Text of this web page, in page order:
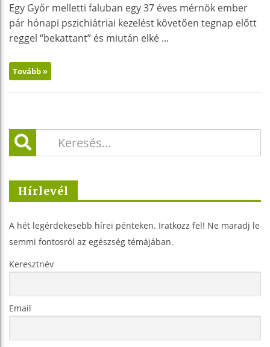
Egy Győr melletti faluban egy 37 éves mérnök ember
pár hónapi pszichiátriai kezelést követően tegnap előtt
reggel “bekattant” és miután elké ...
Tovább »
Hírlevél
A hét legérdekesebb hírei pénteken. Iratkozz fel! Ne maradj le
semmi fontosról az egészség témájában.
Keresztnév
Email